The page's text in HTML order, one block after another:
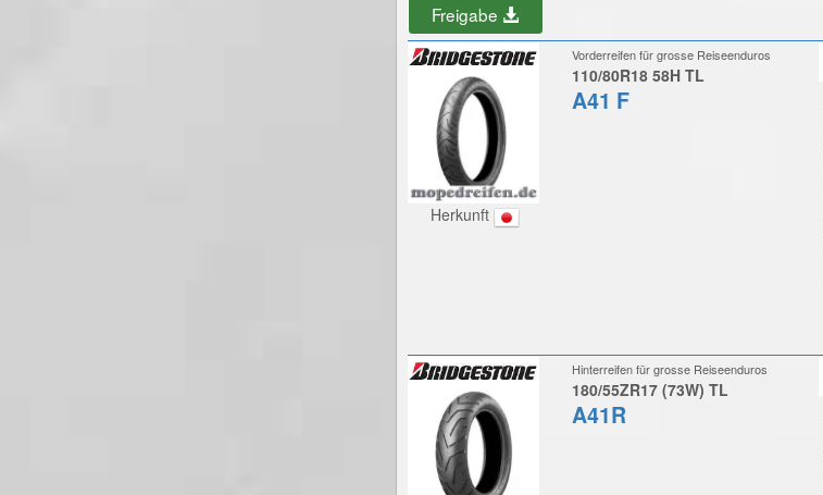
Freigabe
Herkunft
Vorderreifen für grosse Reiseenduros
110/80R18 58H TL
A41 F
Hinterreifen für grosse Reiseenduros
180/55ZR17 (73W) TL
A41R